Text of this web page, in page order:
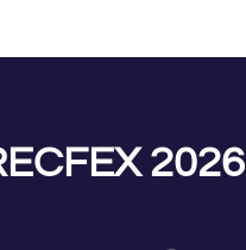
2026